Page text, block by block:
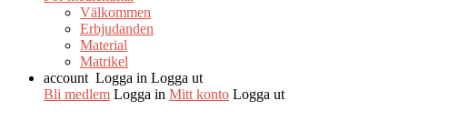
Välkommen
Erbjudanden
Material
Matrikel
account Logga in Logga ut
Bli medlem Logga in Mitt konto Logga ut